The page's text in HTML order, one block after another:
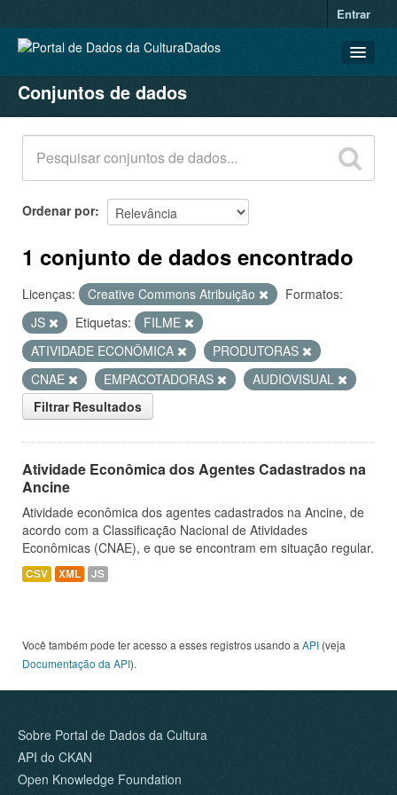
Entrar
CONJUNTOS DE DADOS
ORGANIZAÇÕES
GRUPOS
SOBRE
Conjuntos de dados
Ordenar por
1 conjunto de dados encontrado
Licenças: Creative Commons Atribuição
Formatos:
JS
Etiquetas:
FILME
ATIVIDADE ECONÔMICA
PRODUTORAS
CNAE
EMPACOTADORAS
AUDIOVISUAL
Filtrar Resultados
Atividade Econômica dos Agentes Cadastrados na
Ancine
Atividade econômica dos agentes cadastrados na Ancine, de
acordo com a Classificação Nacional de Atividades
Econômicas (CNAE), e que se encontram em situação regular.
CSV XML JS
Você também pode ter acesso a esses registros usando a API (veja
Documentação da API).
Sobre Portal de Dados da Cultura
API do CKAN
Open Knowledge Foundation